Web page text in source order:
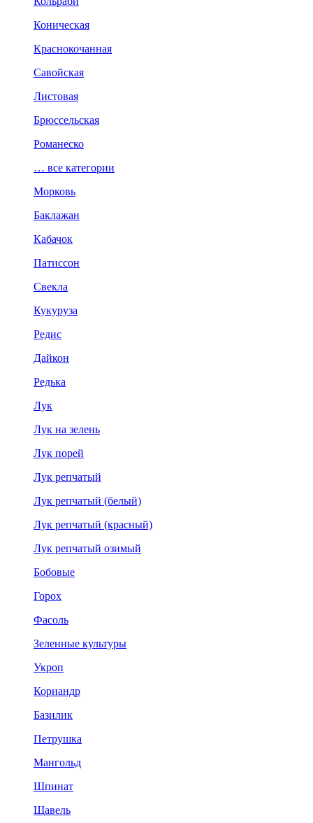
Коническая
Краснокочанная
Савойская
Листовая
Брюссельская
Романеско
… все категории
Морковь
Баклажан
Кабачок
Патиссон
Свекла
Кукуруза
Редис
Дайкон
Редька
Лук
Лук на зелень
Лук порей
Лук репчатый
Лук репчатый (белый)
Лук репчатый (красный)
Лук репчатый озимый
Бобовые
Горох
Фасоль
Зеленные культуры
Укроп
Кориандр
Базилик
Петрушка
Мангольд
Шпинат
Щавель